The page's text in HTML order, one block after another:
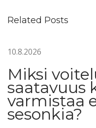
l
y
s
ä
i
i
Related Posts
10.8.2026
Miksi
saatavuus
varmistaa
sesonkia?